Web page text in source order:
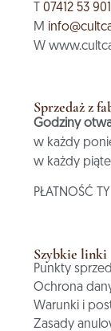
T07412 53 901
M
W
Sprzedaż z
Godziny
w każdy
w każdy
PŁATNOŚĆ
Szybkie linki
Punkty
Ochrona
Warunki i
Zasady